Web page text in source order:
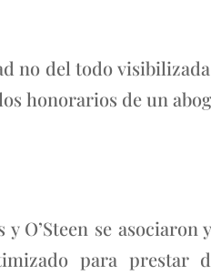
no del todo
honorarios de un
y O’Steen se
para prestar